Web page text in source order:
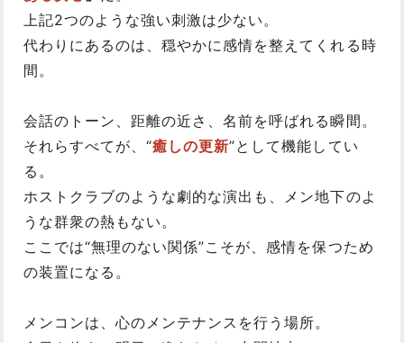
上記2つのような強い刺激は少ない。
代わりにあるのは、穏やかに感情を整えてくれる時
間。
会話のトーン、距離の近さ、名前を呼ばれる瞬間。
それらすべてが、“癒しの更新”として機能してい
る。
ホストクラブのような劇的な演出も、メン地下のよ
うな群衆の熱もない。
ここでは“無理のない関係”こそが、感情を保つため
の装置になる。
メンコンは、心のメンテナンスを行う場所。